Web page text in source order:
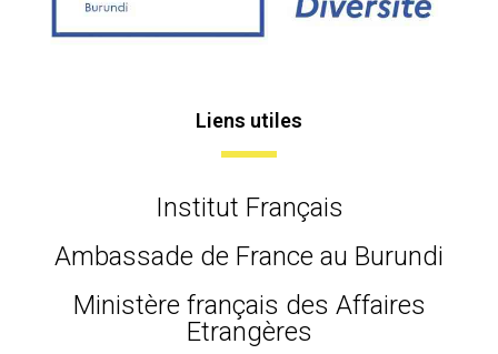
Liens utiles
Institut Français
Ambassade de France au Burundi
Ministère français des Affaires
Etrangères